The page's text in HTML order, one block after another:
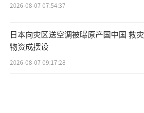
2026-08-07 07:54:37
日本向灾区送空调被曝原产国中国 救灾
物资成摆设
2026-08-07 09:17:28